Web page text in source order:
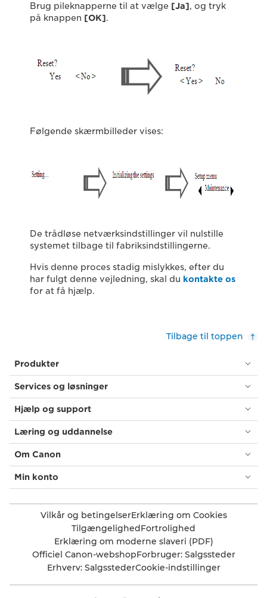
Brug pileknapperne til at vælge [Ja], og tryk
på knappen [OK].
Følgende skærmbilleder vises:
De trådløse netværksindstillinger vil nulstille
systemet tilbage til fabriksindstillingerne.
Hvis denne proces stadig mislykkes, efter du
har fulgt denne vejledning, skal du kontakte os
for at få hjælp.
Tilbage til toppen
Produkter
Services og løsninger
Hjælp og support
Læring og uddannelse
Om Canon
Min konto
Vilkår og betingelserErklæring om Cookies
TilgængelighedFortrolighed
Erklæring om moderne slaveri (PDF)
Officiel Canon-webshopForbruger: Salgssteder
Erhverv: SalgsstederCookie-indstillinger